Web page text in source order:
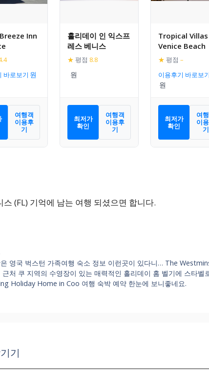
Inn
바로보기
여행객
이용후
기
홀리데이 인 익스프
레스 베니스
★ 평점 8.8
최저가
확인
여행객
이용후
기
Tropical
Venice Beach
★ 평점 –
이용후기 바로보기
최저가
확인
여
이
기
스 (FL) 기억에 남는 여행 되셨으면 합니다.
영국 벅스턴 가족여행 숙소 정보 이런곳이 있다니… The
근처 쿠 지역의 수영장이 있는 매력적인 홀리데이 홈 벨기에 스타벨
Holiday Home in Coo 여행 숙박 예약 한눈에 보니좋네요.
기